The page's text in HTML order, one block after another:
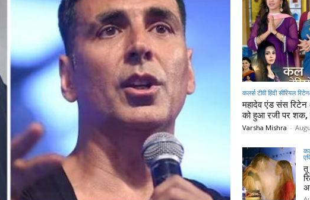
कलर्स टीवी हिंदी सीरियल
महादेव एंड संस
को हुआ रजी पर शक,
Varsha Mishra -
तू